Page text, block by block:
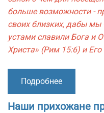
больше возможности -
своих близких, дабы
устами славили Бога и
Христа» (Рим 15:6) и
Подробнее
Наши прихожане